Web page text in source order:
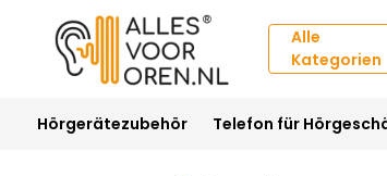
Alle
Kategorien
Hörgerätezubehör Telefon für